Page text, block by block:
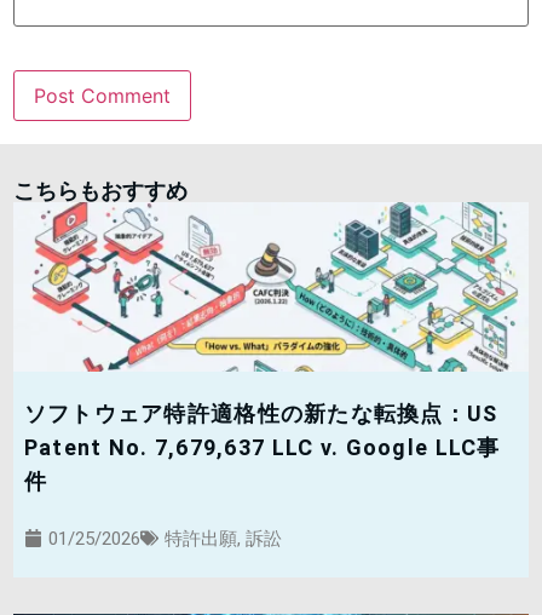
こちらもおすすめ
ソフトウェア特許適格性の新たな転換点：US
Patent No. 7,679,637 LLC v. Google LLC事
件
01/25/2026 特許出願, 訴訟